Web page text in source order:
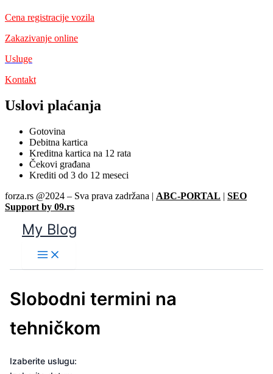
Cena registracije vozila
Zakazivanje online
Usluge
Kontakt
Uslovi plaćanja
Gotovina
Debitna kartica
Kreditna kartica na 12 rata
Čekovi građana
Krediti od 3 do 12 meseci
forza.rs @2024 – Sva prava zadržana | ABC-PORTAL | SEO
Support by 09.rs